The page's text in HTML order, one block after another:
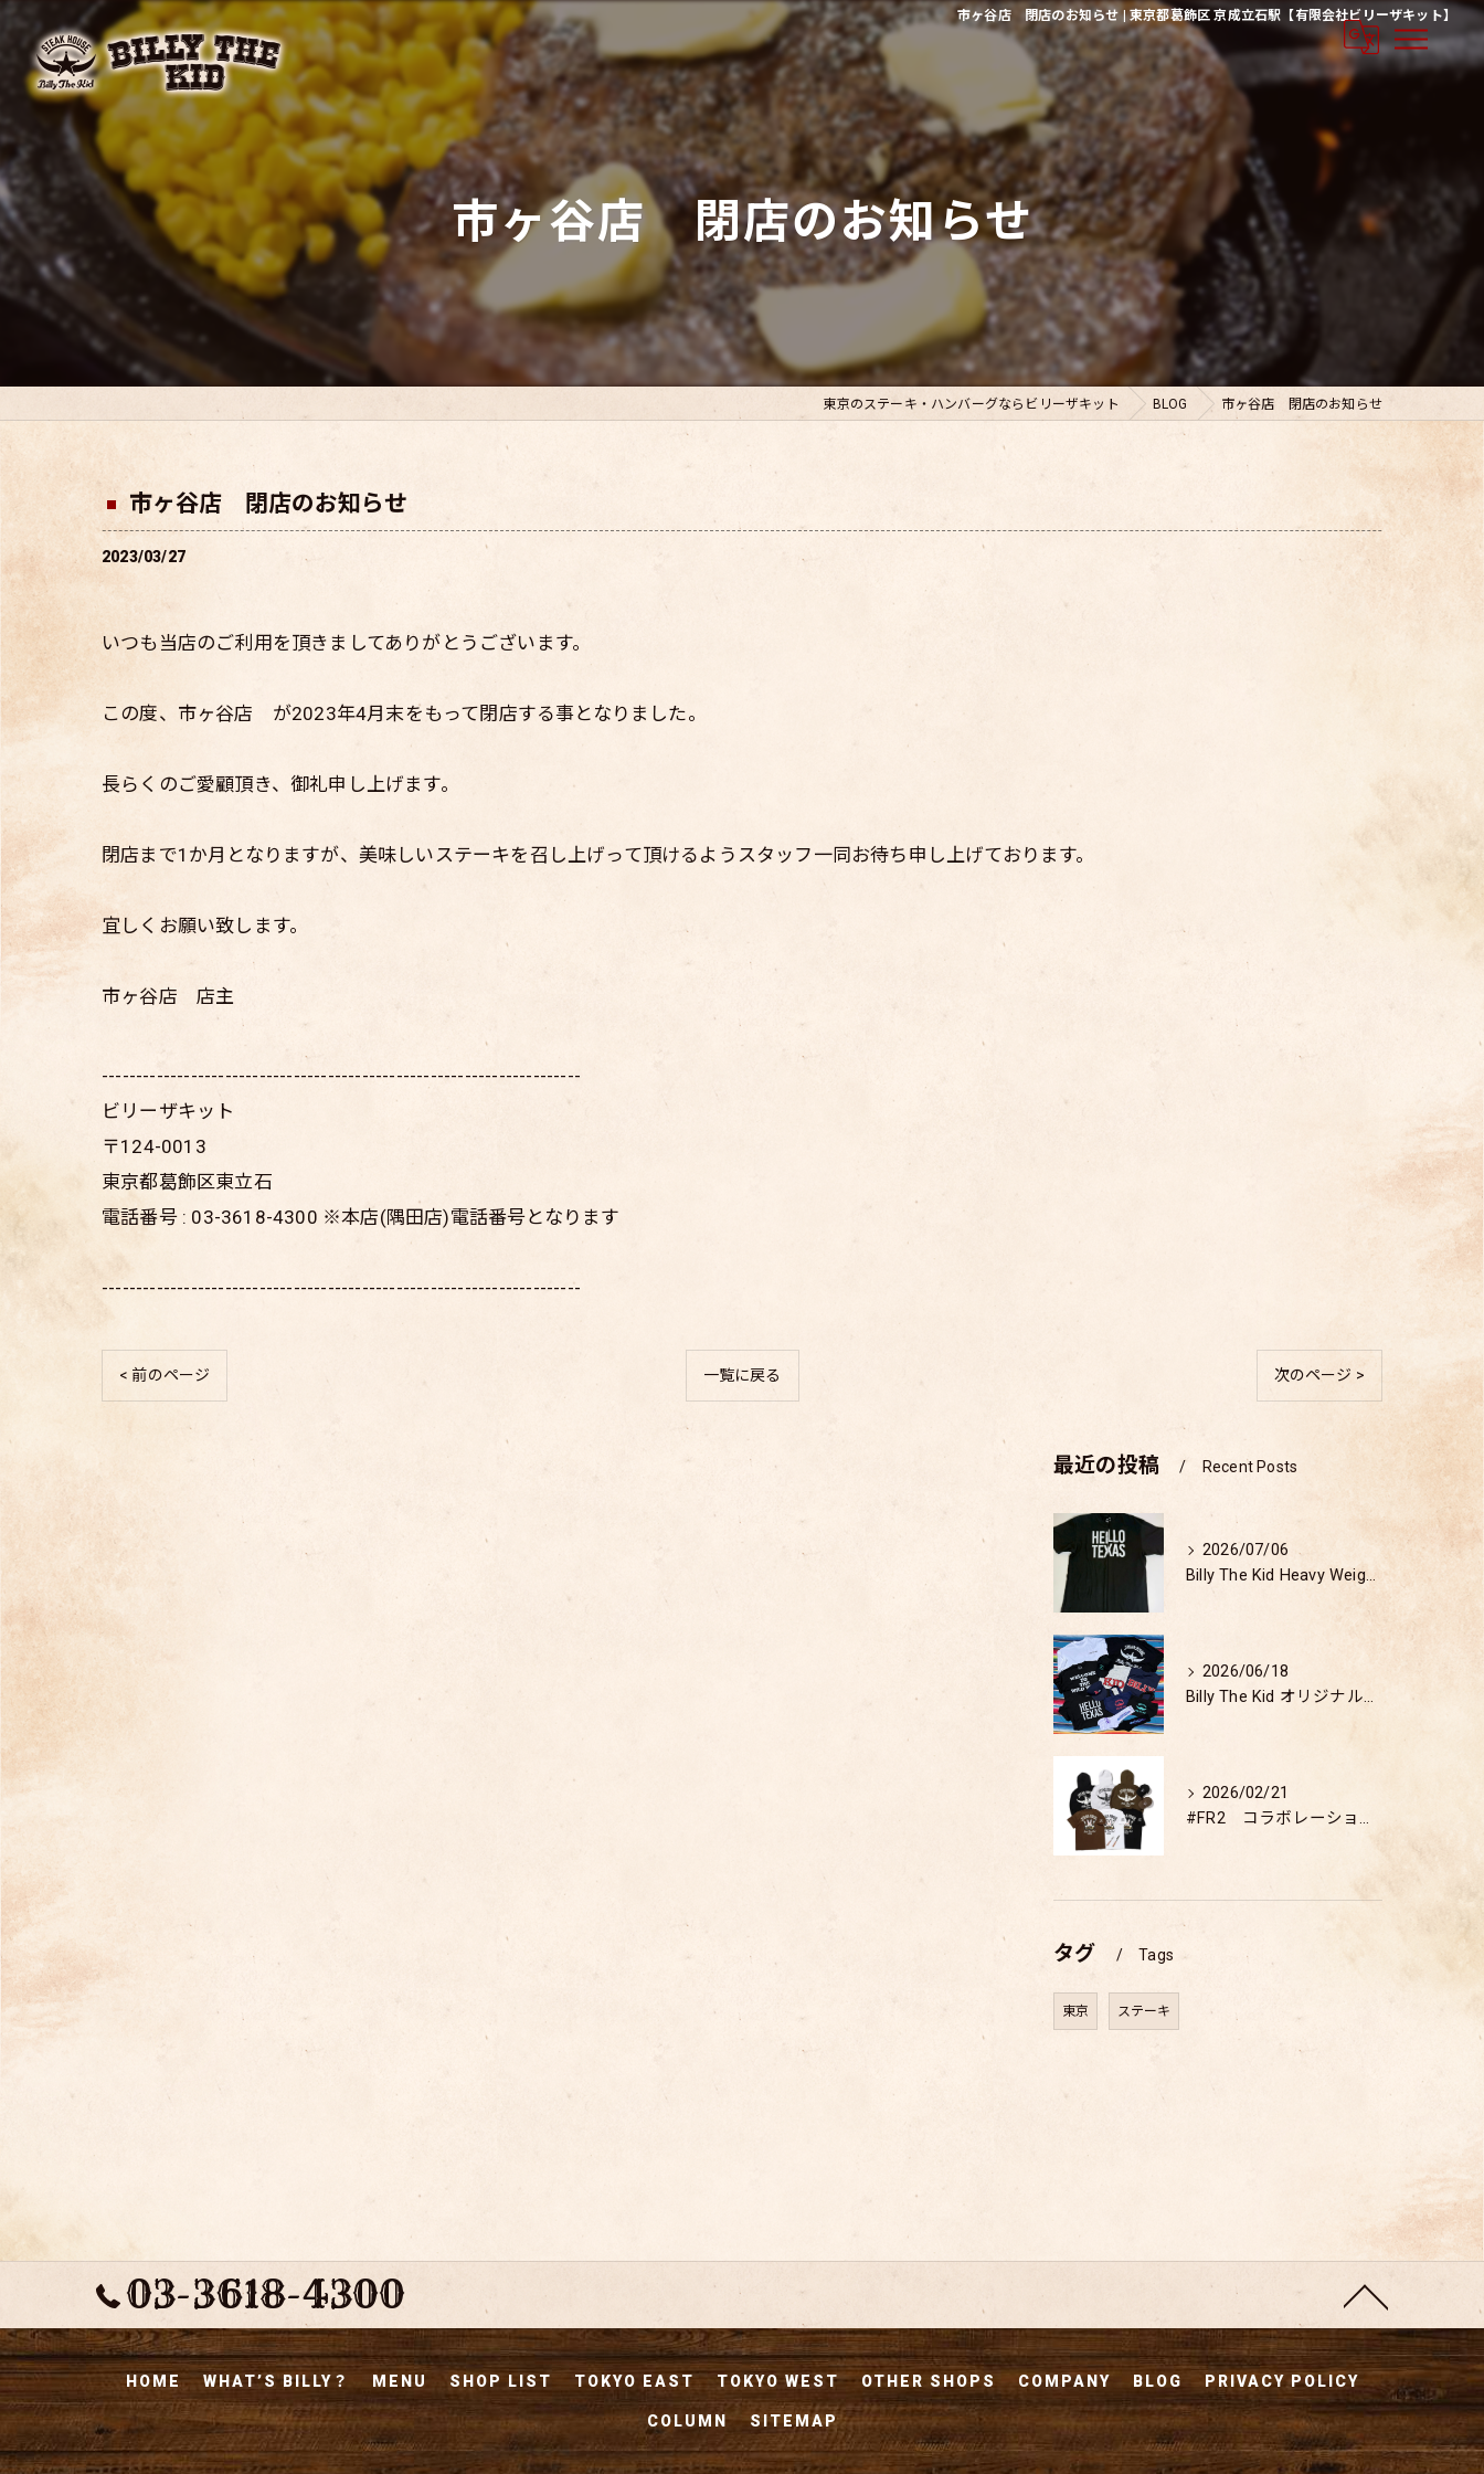
市ヶ谷店 閉店のお知らせ | 東京都葛飾区 京成立石駅【有限会社ビリーザキット】
市ヶ谷店 閉店のお知らせ
東京のステーキ・ハンバーグならビリーザキット BLOG 市ヶ谷店 閉店のお知らせ
市ヶ谷店 閉店のお知らせ
2023/03/27
いつも当店のご利用を頂きましてありがとうございます。
この度、市ヶ谷店 が2023年4月末をもって閉店する事となりました。
長らくのご愛顧頂き、御礼申し上げます。
閉店まで1か月となりますが、美味しいステーキを召し上げって頂けるようスタッフ一同お待ち申し上げております。
宜しくお願い致します。
市ヶ谷店 店主
----------------------------------------------------------------------
ビリーザキット
〒124-0013
東京都葛飾区東立石
電話番号 : 03-3618-4300 ※本店(隅田店)電話番号となります
----------------------------------------------------------------------
< 前のページ 一覧に戻る 次のページ >
最近の投稿 Recent Posts
2026/07/06
Billy The Kid Heavy Weight T-shirt 検証
2026/06/18
Billy The Kid オリジナルアパレルグッズ発売開始
2026/02/21
#FR2 コラボレーション商品 販売開始
タグ Tags
東京 ステーキ
03-3618-4300
HOME WHAT’S BILLY？ MENU SHOP LIST TOKYO EAST TOKYO WEST OTHER SHOPS COMPANY BLOG PRIVACY POLICY
COLUMN SITEMAP